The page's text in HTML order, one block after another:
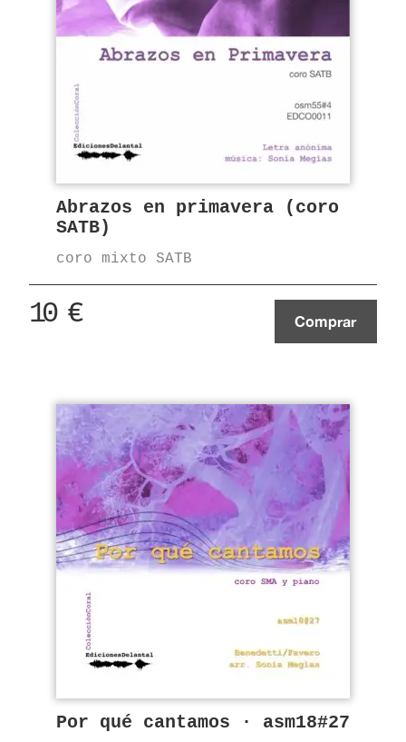
Abrazos en primavera (coro
SATB)
coro mixto SATB
10 € Comprar
Por qué cantamos · asm18#27